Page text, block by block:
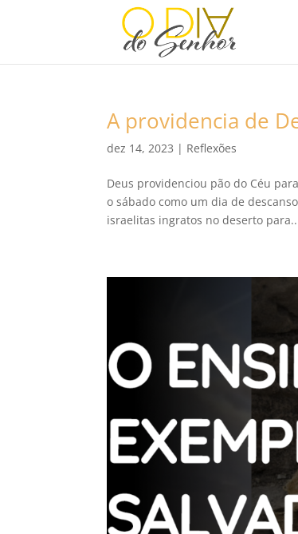
A providencia de
dez 14, 2023 | Reflexões
Deus providenciou pão do Céu
o sábado como um dia de
israelitas ingratos no deserto